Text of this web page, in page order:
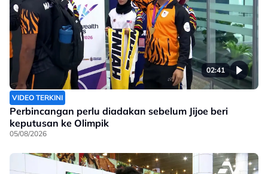
02:41
VIDEO TERKINI
Perbincangan perlu diadakan sebelum Jijoe beri
keputusan ke Olimpik
05/08/2026